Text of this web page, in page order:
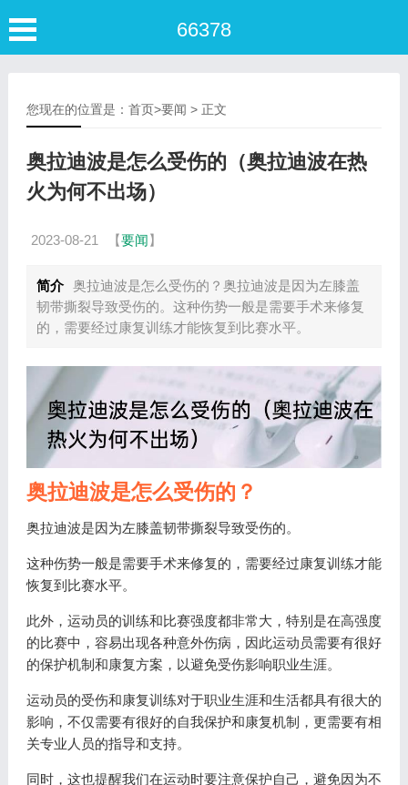
66378
您现在的位置是： 首页>要闻 > 正文
奥拉迪波是怎么受伤的（奥拉迪波在热
火为何不出场）
2023-08-21 【要闻】
简介 奥拉迪波是怎么受伤的？奥拉迪波是因为左膝盖
韧带撕裂导致受伤的。这种伤势一般是需要手术来修复
的，需要经过康复训练才能恢复到比赛水平。
奥拉迪波是怎么受伤的？
奥拉迪波是因为左膝盖韧带撕裂导致受伤的。
这种伤势一般是需要手术来修复的，需要经过康复训练才能
恢复到比赛水平。
此外，运动员的训练和比赛强度都非常大，特别是在高强度
的比赛中，容易出现各种意外伤病，因此运动员需要有很好
的保护机制和康复方案，以避免受伤影响职业生涯。
运动员的受伤和康复训练对于职业生涯和生活都具有很大的
影响，不仅需要有很好的自我保护和康复机制，更需要有相
关专业人员的指导和支持。
同时，这也提醒我们在运动时要注意保护自己，避免因为不